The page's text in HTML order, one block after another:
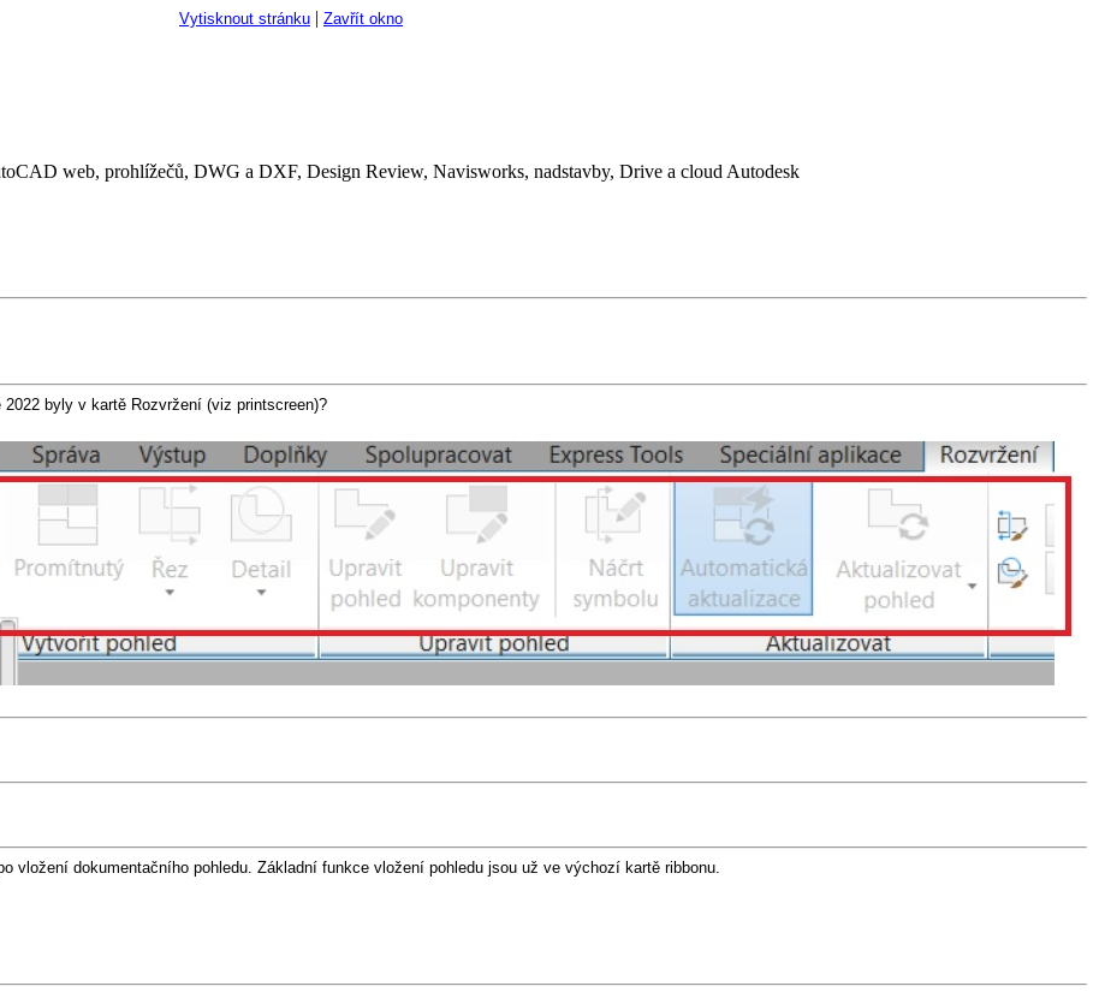
Vytisknout stránku | Zavřít okno
web, prohlížečů, DWG a DXF, Design Review, Navisworks, nadstavby, Drive a cloud Autodesk
byly v kartě Rozvržení (viz printscreen)?
vložení dokumentačního pohledu. Základní funkce vložení pohledu jsou už ve výchozí kartě ribbonu.